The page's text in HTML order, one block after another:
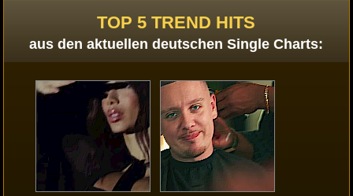
TOP 5 TREND HITS
aus den aktuellen deutschen Single Charts: